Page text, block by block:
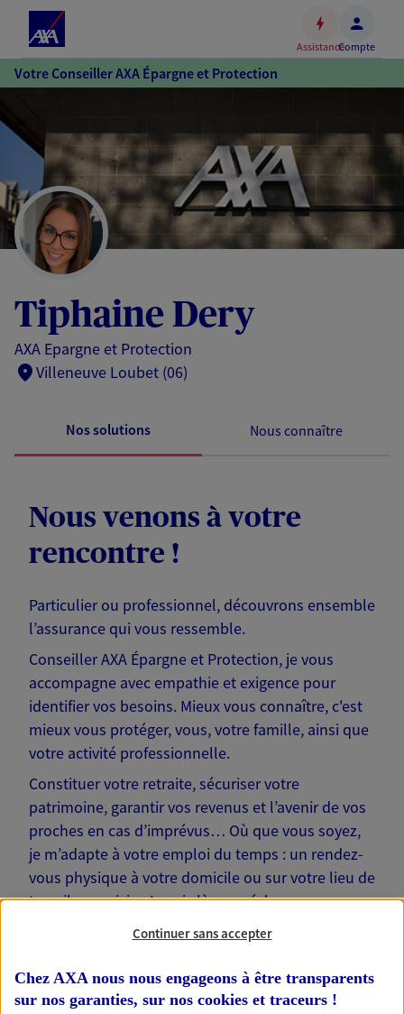
Accéder
au
Accéder
au
pied
de
page
AssistanceCompte
Votre Conseiller AXA Épargne et Protection
Tiphaine Dery
AXA Epargne et Protection
Villeneuve Loubet (06)
Nos solutions Nous connaître
Nous venons à votre
rencontre !
Particulier ou professionnel, découvrons ensemble
l’assurance qui vous ressemble.
Conseiller AXA Épargne et Protection, je vous
accompagne avec empathie et exigence pour
identifier vos besoins. Mieux vous connaître, c'est
mieux vous protéger, vous, votre famille, ainsi que
votre activité professionnelle.
Constituer votre retraite, sécuriser votre
patrimoine, garantir vos revenus et l’avenir de vos
proches en cas d’imprévus… Où que vous soyez,
je m’adapte à votre emploi du temps : un rendez-
vous physique à votre domicile ou sur votre lieu de
travail, une visio. Je suis là pour échanger avec
Continuer sans accepter
Chez AXA nous nous engageons à être transparents
sur nos garanties, sur nos cookies et traceurs !